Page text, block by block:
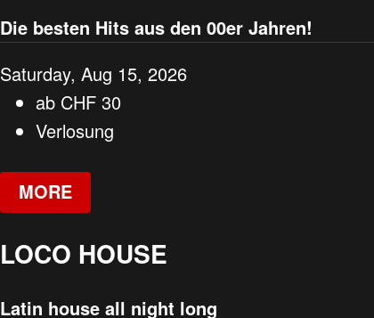
Die besten Hits aus den 00er Jahren!
Saturday, Aug 15, 2026
ab CHF 30
Verlosung
MORE
LOCO HOUSE
Latin house all night long